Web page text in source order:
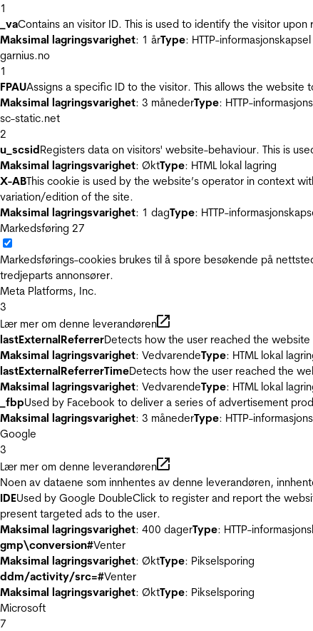
1
_vaContains an visitor ID. This is used to identify the visitor
Maksimal lagringsvarighet: 1 årType: HTTP-informasjonskapsel
garnius.no
1
FPAUAssigns a specific ID to the visitor. This allows the
Maksimal lagringsvarighet: 3 månederType: HTTP-
sc-static.net
2
u_scsidRegisters data on visitors' website-behaviour. This is
Maksimal lagringsvarighet: ØktType: HTML lokal lagring
X-ABThis cookie is used by the website’s operator in context
variation/edition of the site.
Maksimal lagringsvarighet: 1 dagType: HTTP-
Markedsføring 27
Markedsførings-cookies brukes til å spore besøkende på
tredjeparts annonsører.
Meta Platforms, Inc.
3
Lær mer om denne leverandøren
lastExternalReferrerDetects how the user reached the
Maksimal lagringsvarighet: VedvarendeType: HTML lokal
lastExternalReferrerTimeDetects how the user reached the
Maksimal lagringsvarighet: VedvarendeType: HTML lokal
_fbpUsed by Facebook to deliver a series of advertisement
Maksimal lagringsvarighet: 3 månederType: HTTP-
Google
3
Lær mer om denne leverandøren
Noen av dataene som innhentes av denne leverandøren,
IDEUsed by Google DoubleClick to register and report the
present targeted ads to the user.
Maksimal lagringsvarighet: 400 dagerType: HTTP-
gmp\conversion#Venter
Maksimal lagringsvarighet: ØktType: Pikselsporing
ddm/activity/src=#Venter
Maksimal lagringsvarighet: ØktType: Pikselsporing
Microsoft
7